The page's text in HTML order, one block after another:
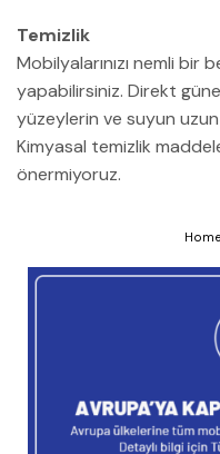
Temizlik
Mobilyalarınızı nemli bir
yapabilirsiniz. Direkt
yüzeylerin ve suyun uzun
Kimyasal temizlik
önermiyoruz.
Home